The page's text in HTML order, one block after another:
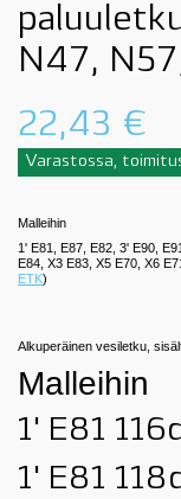
N47,
22,43 €
Varastossa,
Malleihin
1' E81, E87, E82, 3' E90,
E84, X3 E83, X5 E70, X6
ETK)
Alkuperäinen vesiletku,
Malleihin
1' E81
1' E81